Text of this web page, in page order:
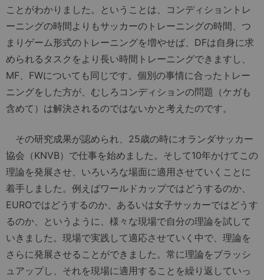
ことがわかりました。ということは、コンディショントレ
ーニングの時間よりもサッカーのトレーニングの時間、つ
まりゲーム形式のトレーニングを増やせば、DFは自身に求
められるタスクをより長い時間トレーニングできますし、
MF、FWについても同じです。個別の事情に合ったトレー
ニングをした方が、むしろコンディションの問題（ケガも
含めて）は解決されるのではないかと考えたのです。
その研究成果が認められ、25歳の時にオランダサッカー
協会（KNVB）で仕事を始めました。そして10年かけてこの
理論を発展させ、いろいろな場面に適用させていくことに
着手しました。例えばワールドカップではどうするのか、
EUROではどうするのか、あるいは女子サッカーではどうす
るのか、というように、様々な現場で自分の理論を試して
いきました。現場で実践して適応させていく中で、理論を
さらに発展させることができました。常に理論をブラッシ
ュアップし、それを現場に適用することを繰り返していっ